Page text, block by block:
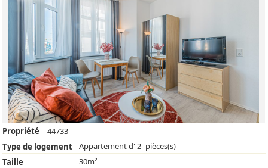
Propriété
44733
Type de logement
Appartement d' 2 -pièces(s)
Taille
30m²